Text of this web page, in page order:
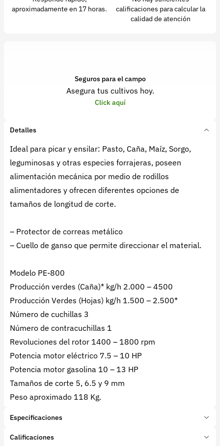
aproximadamente en 17 horas.
calificaciones para calcular la
calidad de atención
Seguros para el campo
Asegura tus cultivos hoy.
Click aquí
Detalles
Ideal para picar y ensilar: Pasto, Caña, Maíz, Sorgo,
leguminosas y otras especies forrajeras, poseen
alimentación mecánica por medio de rodillos
alimentadores y ofrecen diferentes opciones de
tamaños de longitud de corte.
– Protector de correas metálico
– Cuello de ganso que permite direccionar el material.
Modelo PE-800
Producción verdes (Caña)* kg/h 2.000 – 4500
Producción Verdes (Hojas) kg/h 1.500 – 2.500*
Número de cuchillas 3
Número de contracuchillas 1
Revoluciones del rotor 1400 – 1800 rpm
Potencia motor eléctrico 7.5 – 10 HP
Potencia motor gasolina 10 – 13 HP
Tamaños de corte 5, 6.5 y 9 mm
Peso aproximado 118 Kg.
Especificaciones
Marca:
Penagos
Calificaciones